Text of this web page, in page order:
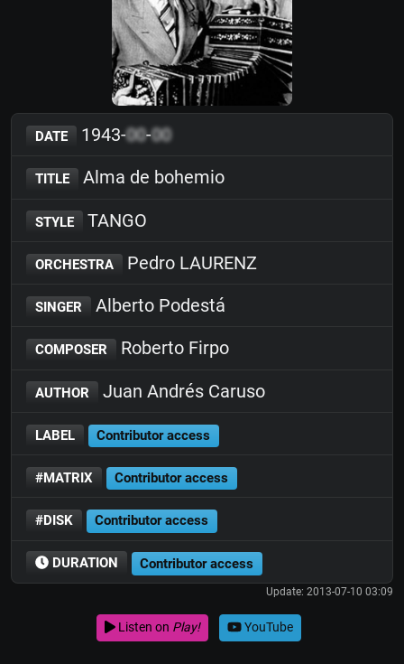
DATE 1943-00-00
TITLE Alma de bohemio
STYLE TANGO
ORCHESTRA Pedro LAURENZ
SINGER Alberto Podestá
COMPOSER Roberto Firpo
AUTHOR Juan Andrés Caruso
LABEL Contributor access
#MATRIX Contributor access
#DISK Contributor access
DURATION Contributor access
Update: 2013-07-10 03:09
Listen on Play! YouTube